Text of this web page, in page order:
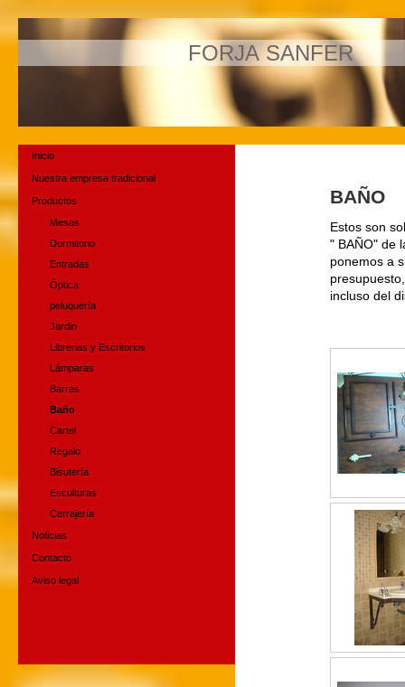
FORJA SANFER
BAÑO
Estos son
" BAÑO" de
ponemos a
presupuesto,
incluso del
Inicio
Nuestra empresa tradicional
Productos
Mesas
Dormitorio
Entradas
Óptica
peluquería
Jardin
Librerias y Escritorios
Lámparas
Barras
Baño
Cartel
Regalo
Bisutería
Esculturas
Cerrajería
Noticias
Contacto
Aviso legal